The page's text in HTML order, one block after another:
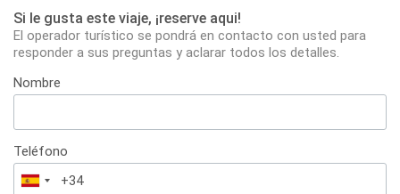
Si le gusta este viaje, ¡reserve aqui!
El operador turístico se pondrá en contacto con usted para
responder a sus preguntas y aclarar todos los detalles.
Nombre
Teléfono
España